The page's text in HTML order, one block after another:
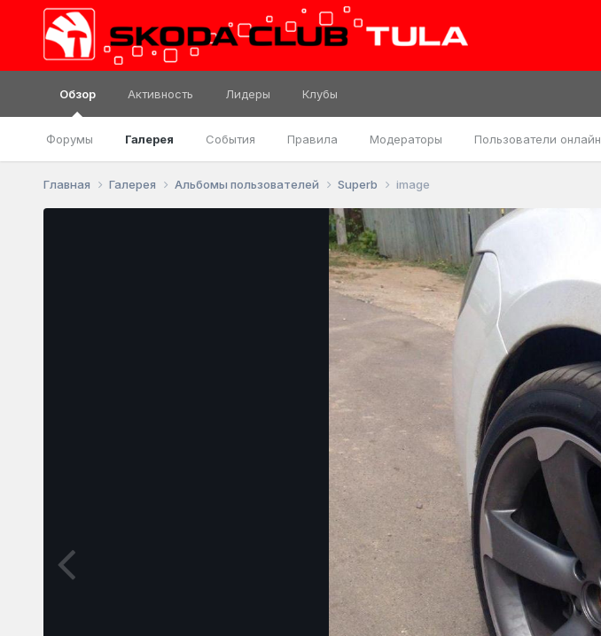
Обзор
Форумы Галерея События Правила Модераторы Пользователи онлайн
Активность Лидеры Клубы
Главная Галерея Альбомы пользователей Superb image